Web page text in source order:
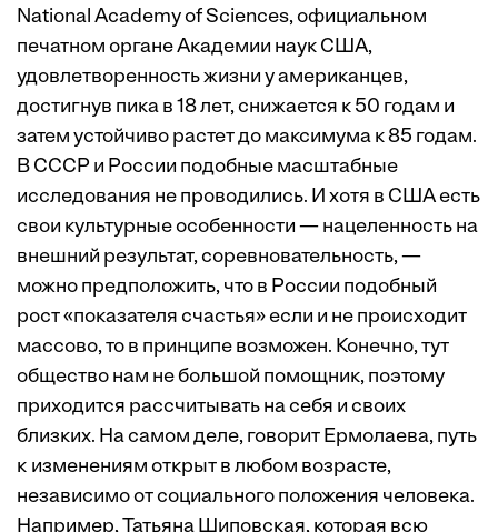
National Academy of Sciences, официальном
печатном органе Академии наук США,
удовлетворенность жизни у американцев,
достигнув пика в 18 лет, снижается к 50 годам и
затем устойчиво растет до максимума к 85 годам.
В СССР и России подобные масштабные
исследования не проводились. И хотя в США есть
свои культурные особенности — нацеленность на
внешний результат, соревновательность, —
можно предположить, что в России подобный
рост «показателя счастья» если и не происходит
массово, то в принципе возможен. Конечно, тут
общество нам не большой помощник, поэтому
приходится рассчитывать на себя и своих
близких. На самом деле, говорит Ермолаева, путь
к изменениям открыт в любом возрасте,
независимо от социального положения человека.
Например, Татьяна Шиповская, которая всю